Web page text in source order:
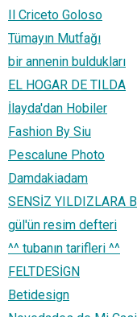
Il Criceto Goloso
Tümayın Mutfağı
bir annenin buldukları
EL HOGAR DE TILDA
İlayda'dan Hobiler
Fashion By Siu
Pescalune Photo
Damdakiadam
SENSİZ YILDIZLARA
gül'ün resim defteri
^^ tubanın tarifleri ^^
FELTDESİGN
Betidesign